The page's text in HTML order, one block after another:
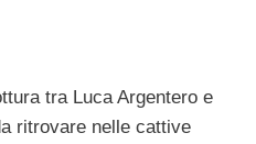
tra Luca Argentero e
ritrovare nelle cattive